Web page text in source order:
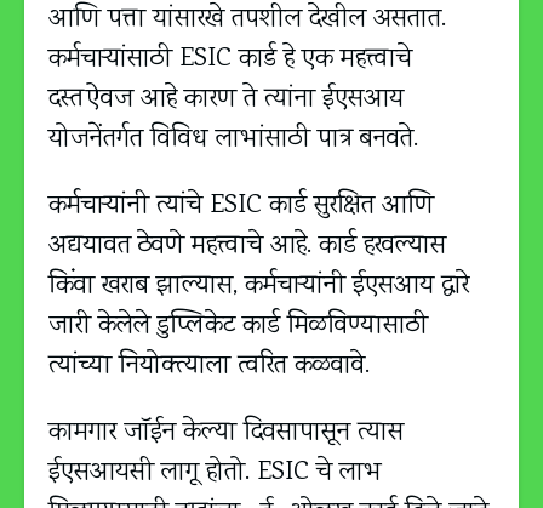
आणि पत्ता यांसारखे तपशील देखील असतात.
कर्मचार्‍यांसाठी ESIC कार्ड हे एक महत्त्वाचे
दस्तऐवज आहे कारण ते त्यांना ईएसआय
योजनेंतर्गत विविध लाभांसाठी पात्र बनवते.
कर्मचाऱ्यांनी त्यांचे ESIC कार्ड सुरक्षित आणि
अद्ययावत ठेवणे महत्त्वाचे आहे. कार्ड हरवल्यास
किंवा खराब झाल्यास, कर्मचार्‍यांनी ईएसआय द्वारे
जारी केलेले डुप्लिकेट कार्ड मिळविण्यासाठी
त्यांच्या नियोक्त्याला त्वरित कळवावे.
कामगार जॉईन केल्या दिवसापासून त्यास
ईएसआयसी लागू होतो. ESIC चे लाभ